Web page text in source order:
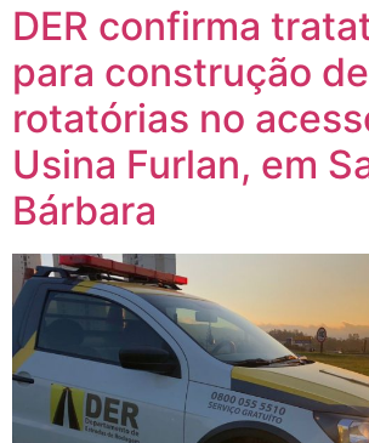
DER confirma
para construção de
rotatórias no
Usina Furlan, em
Bárbara